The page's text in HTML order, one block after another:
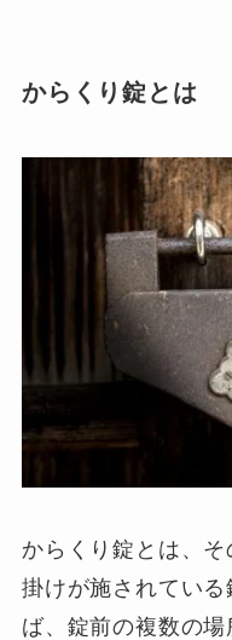
からくり錠とは
からくり錠とは、
掛けが施されている
ば、錠前の複数の